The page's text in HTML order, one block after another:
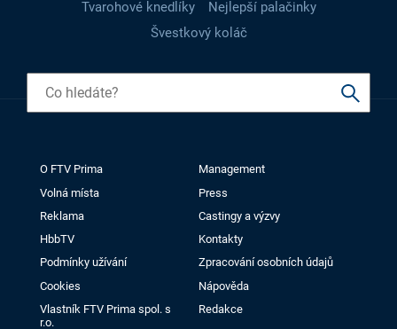
Tvarohové knedlíky
Nejlepší palačinky
Švestkový koláč
O FTV Prima
Management
Volná místa
Press
Reklama
Castingy a výzvy
HbbTV
Kontakty
Podmínky užívání
Zpracování osobních údajů
Cookies
Nápověda
Vlastník FTV Prima spol. s
r.o.
Redakce